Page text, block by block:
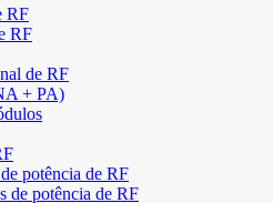
RF
RF
de RF
+ PA)
potência de RF
de potência de RF